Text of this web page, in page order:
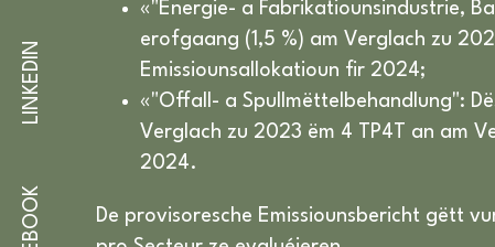
LINKEDIN
«"Energie- a Fabrikatiounsindustrie,
erofgaang (1,5 %) am Verglach zu
Emissiounsallokatioun fir 2024;
«"Offall- a Spullmëttelbehandlung":
Verglach zu 2023 ëm 4 TP4T an am
2024.
De provisoresche Emissiounsbericht gëtt